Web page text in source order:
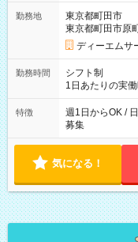
－・－・－・－・－・ ≪給与例≫ 月22日働いた
万4，000円 ＝12，
20時間×1，226
【試用期間】試
勤務地
東京都町田市
東京都町田市原
ディーエムサ
勤務時間
シフト制
1日あたりの実
時間・休憩1時間 ⇒実は…16時くらいには終わっちゃうこと
とんどです！ ★
特徴
週1日からOK /
募集
気になる！